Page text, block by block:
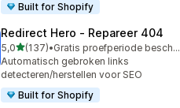
Built for Shopify
Redirect Hero ‑ Repareer 404
5,0van 5 sterren
(137)
137 recensies in totaal
•
Gratis proefperiode beschikbaar
Automatisch gebroken links
detecteren/herstellen voor SEO
Built for Shopify